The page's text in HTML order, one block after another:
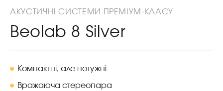
АКУСТИЧНІ СИСТЕМИ ПРЕМІУМ-КЛАСУ
Beolab 8 Silver
Компактні, але потужні
Вражаюча стереопара